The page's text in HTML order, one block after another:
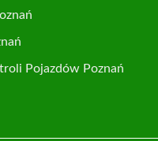
Pojazdów Poznań